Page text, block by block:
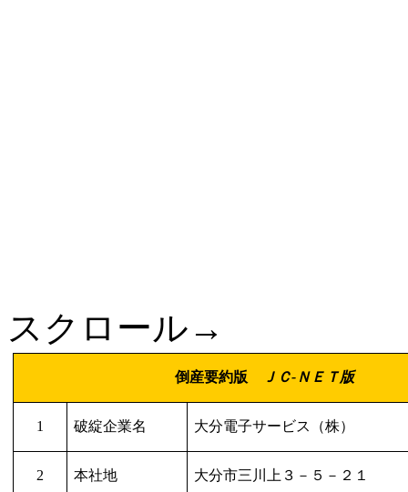
スクロール→
倒産要約版 ＪＣ- ＮＥＴ版
1 破綻企業名 大分電子サービス（株）
2 本社地 大分市三川上３－５－２１